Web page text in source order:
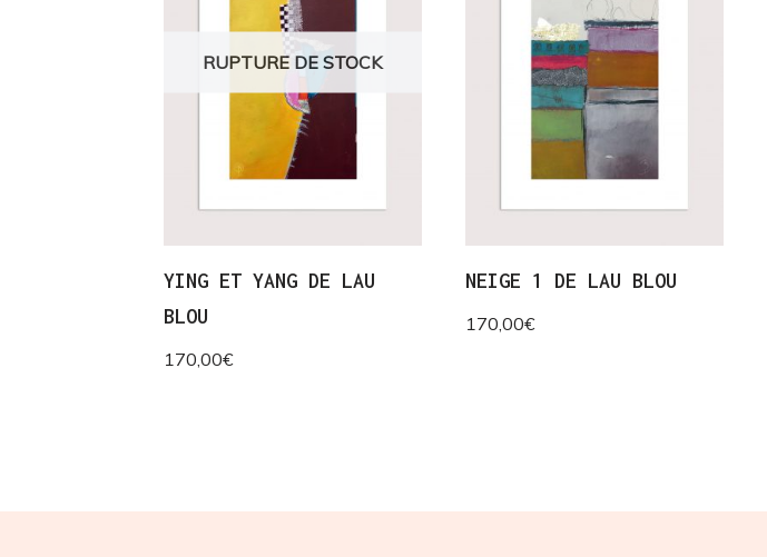
RUPTURE DE STOCK
YING ET YANG DE LAU
BLOU
170,00€
NEIGE 1 DE LAU BLOU
170,00€